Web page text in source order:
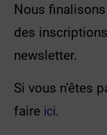
Nous
des
newsletter.
Si vous n’êtes
faire ici.